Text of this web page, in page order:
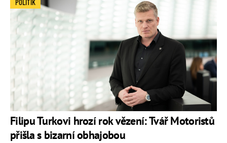
Filipu Turkovi hrozí rok vězení: Tvář Motoristů
přišla s bizarní obhajobou
POLITIK